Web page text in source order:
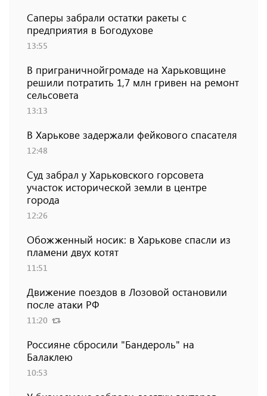
Саперы забрали остатки ракеты с
предприятия в Богодухове
13:55
В приграничнойгромаде на Харьковщине
решили потратить 1,7 млн ​​гривен на ремонт
сельсовета
13:13
В Харькове задержали фейкового спасателя
12:48
Суд забрал у Харьковского горсовета
участок исторической земли в центре
города
12:26
Обожженный носик: в Харькове спасли из
пламени двух котят
11:51
Движение поездов в Лозовой остановили
после атаки РФ
11:20
Россияне сбросили "Бандероль" на
Балаклею
10:53